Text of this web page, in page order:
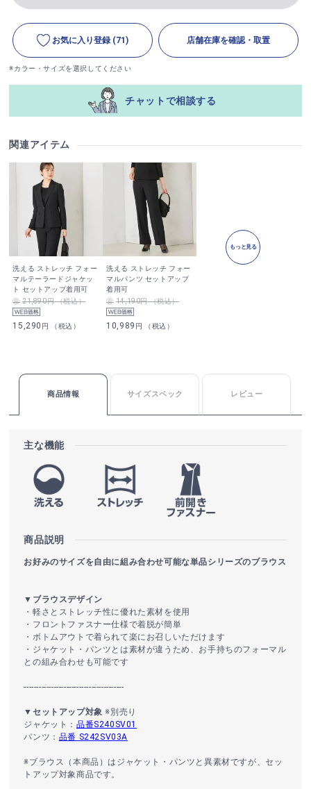
お気に入り登録 (71) 店舗在庫を確認・取置
※カラー・サイズを選択してください
チャットで相談する
関連アイテム
洗える ストレッチ フォー
マルテーラードジャケッ
ト セットアップ着用可
21,890円 （税込）
15,290 円 （税込）
洗える ストレッチ フォー
マルパンツ セットアップ
着用可
14,190円 （税込）
10,989 円 （税込）
もっと見る
商品情報 サイズスペック レビュー
主な機能
商品説明
お好みのサイズを自由に組み合わせ可能な単品シリーズのブラウス
▼ブラウスデザイン
・軽さとストレッチ性に優れた素材を使用
・フロントファスナー仕様で着脱が簡単
・ボトムアウトで着られて楽にお召しいただけます
・ジャケット・パンツとは素材が違うため、お手持ちのフォーマル
との組み合わせも可能です
----------------------------------------
▼セットアップ対象 ※別売り
ジャケット：品番S240SV01
パンツ： 品番 S242SV03A
※ブラウス（本商品）はジャケット・パンツと異素材ですが、セッ
トアップ対象商品です。